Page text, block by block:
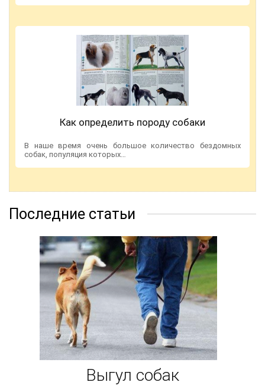
Как определить породу собаки
В наше время очень большое количество бездомных
собак, популяция которых…
Последние статьи
Выгул собак